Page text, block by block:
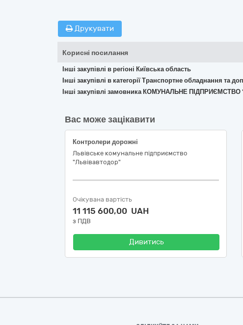
Друкувати
Корисні посилання
Інші закупівлі в регіоні Київська область
Інші закупівлі в категорії Транспортне обладнання та
Інші закупівлі замовника КОМУНАЛЬНЕ
Вас може зацікавити
Контролери дорожні
Львівське комунальне підприємство
"Львівавтодор"
Очікувана вартість
11 115 600,00 UAH
з ПДВ
Дивитись